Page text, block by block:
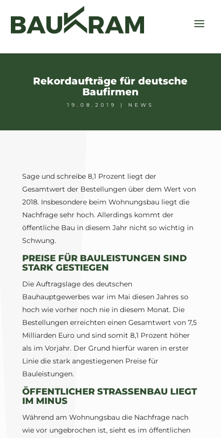
Rekordaufträge für deutsche
Baufirmen
19.08.2019 | NEWS
Sage und schreibe 8,1 Prozent liegt der
Gesamtwert der Bestellungen über dem Wert von
2018. Insbesondere beim Wohnungsbau liegt die
Nachfrage sehr hoch. Allerdings kommt der
öffentliche Bau in diesem Jahr nicht so wichtig in
Schwung.
PREISE FÜR BAULEISTUNGEN SIND
STARK GESTIEGEN
Die Auftragslage des deutschen
Bauhauptgewerbes war im Mai diesen Jahres so
hoch wie vorher noch nie in diesem Monat. Die
Bestellungen erreichten einen Gesamtwert von 7,5
Milliarden Euro und sind somit 8,1 Prozent höher
als im Vorjahr. Der Grund hierfür waren in erster
Linie die stark angestiegenen Preise für
Bauleistungen.
ÖFFENTLICHER STRASSENBAU LIEGT I
M MINUS
Während am Wohnungsbau die Nachfrage nach
wie vor ungebrochen ist, sieht es im öffentlichen